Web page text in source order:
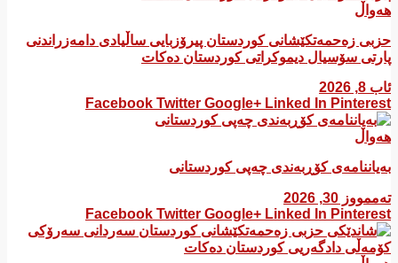
هەواڵ
​حزبی زەحمەتکێشانی کوردستان پیرۆزبایی ساڵیادی دامەزراندنی
پارتی سۆسیال دیموکراتی کوردستان دەکات
ئاب 8, 2026
Facebook Twitter Google+ Linked In Pinterest
هەواڵ
بەیاننامەی کۆڕبەندی چەپی کوردستانی
تەممووز 30, 2026
Facebook Twitter Google+ Linked In Pinterest